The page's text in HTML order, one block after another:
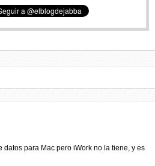
para Mac pero iWork no la tiene, y es